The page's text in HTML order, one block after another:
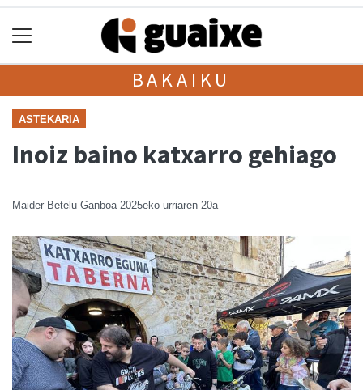
BAKAIKU
ASTEKARIA
Inoiz baino katxarro gehiago
Maider Betelu Ganboa 2025eko urriaren 20a